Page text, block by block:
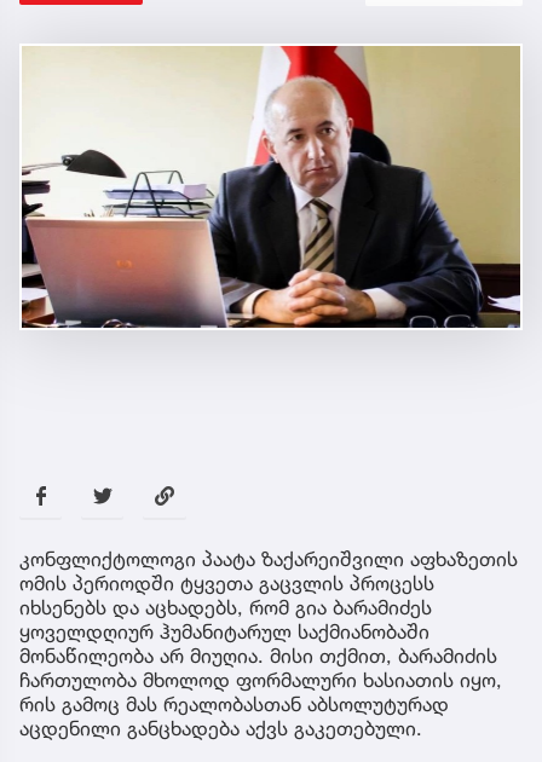
კონფლიქტოლოგი პაატა ზაქარეიშვილი აფხაზეთის
ომის პერიოდში ტყვეთა გაცვლის პროცესს
იხსენებს და აცხადებს, რომ გია ბარამიძეს
ყოველდღიურ ჰუმანიტარულ საქმიანობაში
მონაწილეობა არ მიუღია. მისი თქმით, ბარამიძის
ჩართულობა მხოლოდ ფორმალური ხასიათის იყო,
რის გამოც მას რეალობასთან აბსოლუტურად
აცდენილი განცხადება აქვს გაკეთებული.